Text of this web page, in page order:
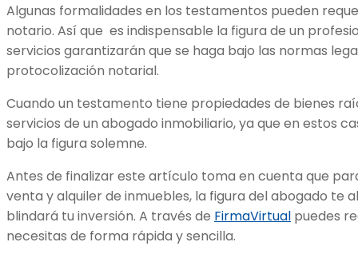
Algunas formalidades en los testamentos pueden
notario. Así que es indispensable la figura de un
servicios garantizarán que se haga bajo las normas
protocolización notarial.
Cuando un testamento tiene propiedades de bienes
servicios de un abogado inmobiliario, ya que en estos
bajo la figura solemne.
Antes de finalizar este artículo toma en cuenta que
venta y alquiler de inmuebles, la figura del abogado te
blindará tu inversión. A través de FirmaVirtual puedes
necesitas de forma rápida y sencilla.